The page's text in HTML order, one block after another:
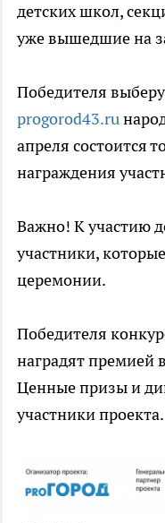
детских школ,
уже вышедшие на
Победителя
progorod43.ru
апреля состоится
награждения
Важно! К участию
участники,
церемонии.
Победителя
наградят премией
Ценные призы и
участники проекта.